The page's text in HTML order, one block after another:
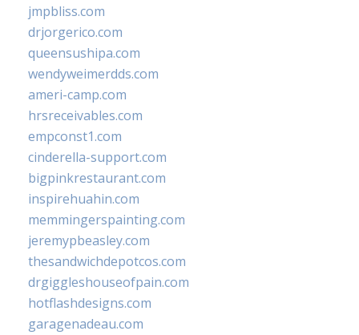
jmpbliss.com
drjorgerico.com
queensushipa.com
wendyweimerdds.com
ameri-camp.com
hrsreceivables.com
empconst1.com
cinderella-support.com
bigpinkrestaurant.com
inspirehuahin.com
memmingerspainting.com
jeremypbeasley.com
thesandwichdepotcos.com
drgiggleshouseofpain.com
hotflashdesigns.com
garagenadeau.com